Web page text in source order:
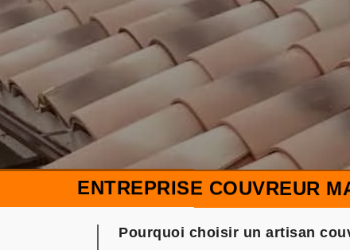
ENTREPRISE COUVREUR
Pourquoi choisir un artisan